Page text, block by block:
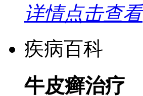
详情点击查看
疾病百科
牛皮癣治疗